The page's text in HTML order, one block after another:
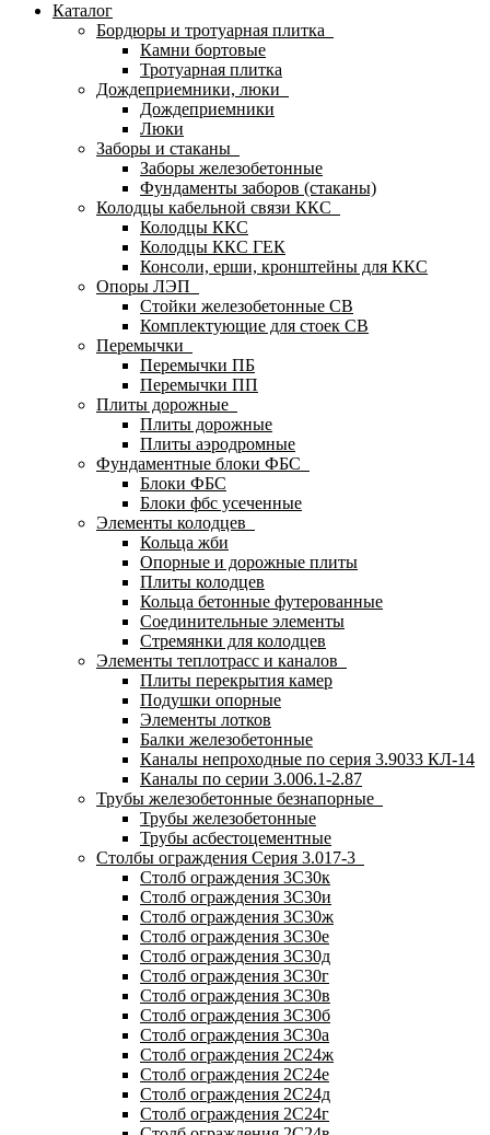
Каталог
Бордюры и тротуарная плитка
Камни бортовые
Тротуарная плитка
Дождеприемники, люки
Дождеприемники
Люки
Заборы и стаканы
Заборы железобетонные
Фундаменты заборов (стаканы)
Колодцы кабельной связи ККС
Колодцы ККС
Колодцы ККС ГЕК
Консоли, ерши, кронштейны для ККС
Опоры ЛЭП
Стойки железобетонные СВ
Комплектующие для стоек СВ
Перемычки
Перемычки ПБ
Перемычки ПП
Плиты дорожные
Плиты дорожные
Плиты аэродромные
Фундаментные блоки ФБС
Блоки ФБС
Блоки фбс усеченные
Элементы колодцев
Кольца жби
Опорные и дорожные плиты
Плиты колодцев
Кольца бетонные футерованные
Соединительные элементы
Стремянки для колодцев
Элементы теплотрасс и каналов
Плиты перекрытия камер
Подушки опорные
Элементы лотков
Балки железобетонные
Каналы непроходные по серия 3.9033 КЛ-14
Каналы по серии 3.006.1-2.87
Трубы железобетонные безнапорные
Трубы железобетонные
Трубы асбестоцементные
Столбы ограждения Серия 3.017-3
Столб ограждения 3С30к
Столб ограждения 3С30и
Столб ограждения 3С30ж
Столб ограждения 3С30е
Столб ограждения 3С30д
Столб ограждения 3С30г
Столб ограждения 3С30в
Столб ограждения 3С30б
Столб ограждения 3С30а
Столб ограждения 2С24ж
Столб ограждения 2С24е
Столб ограждения 2С24д
Столб ограждения 2С24г